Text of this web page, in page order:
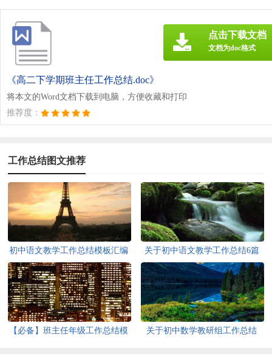
《高二下学期班主任工作总结.doc》
将本文的Word文档下载到电脑，方便收藏和打印
推荐度：
点击下载文档
文档为doc格式
工作总结图文推荐
初中语文教学工作总结模板汇编
10篇
关于初中语文教学工作总结6篇
【必备】班主任年级工作总结模
关于初中数学教研组工作总结